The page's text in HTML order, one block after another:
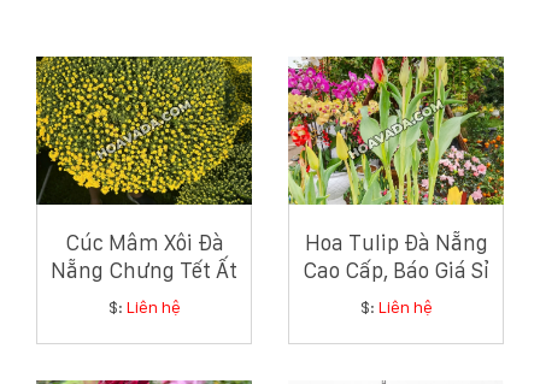
Cúc Mâm Xôi Đà
Nẵng Chưng Tết Ất
Tỵ Đẹp, Ý Nghĩa
$: Liên hệ
Hoa Tulip Đà Nẵng
Cao Cấp, Báo Giá Sỉ
Và Lẻ Tốt Nhất
$: Liên hệ